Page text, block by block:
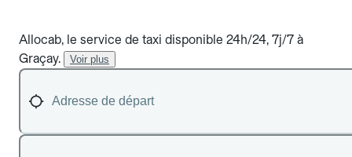
Allocab, le service de taxi disponible 24h/24, 7j/7 à
Graçay.
Voir plus